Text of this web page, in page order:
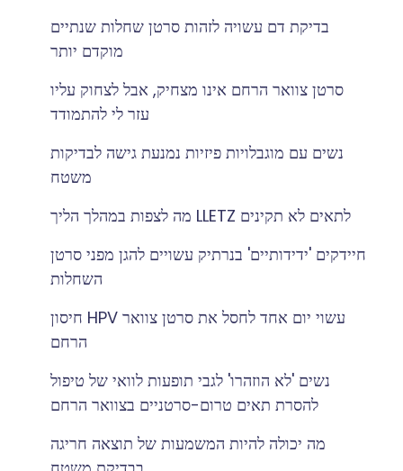
בדיקת דם עשויה לזהות סרטן שחלות שנתיים
מוקדם יותר
סרטן צוואר הרחם אינו מצחיק, אבל לצחוק עליו
עזר לי להתמודד
נשים עם מוגבלויות פיזיות נמנעת גישה לבדיקות
משטח
מה לצפות במהלך הליך LLETZ לתאים לא תקינים
חיידקים 'ידידותיים' בנרתיק עשויים להגן מפני סרטן
השחלות
חיסון HPV עשוי יום אחד לחסל את סרטן צוואר
הרחם
נשים 'לא הוזהרו' לגבי תופעות לוואי של טיפול
להסרת תאים טרום-סרטניים בצוואר הרחם
מה יכולה להיות המשמעות של תוצאה חריגה